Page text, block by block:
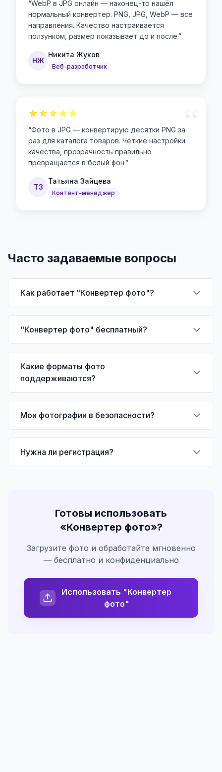
“WebP в JPG онлайн — наконец-то нашёл
нормальный конвертер. PNG, JPG, WebP — все
направления. Качество настраивается
ползунком, размер показывает до и после.”
НЖ
Никита Жуков
Веб-разработчик
“
“Фото в JPG — конвертирую десятки PNG за
раз для каталога товаров. Чёткие настройки
качества, прозрачность правильно
превращается в белый фон.”
ТЗ
Татьяна Зайцева
Контент-менеджер
Часто задаваемые вопросы
Как работает "Конвертер фото"?
"Конвертер фото" бесплатный?
Какие форматы фото
поддерживаются?
Мои фотографии в безопасности?
Нужна ли регистрация?
Готовы использовать
«Конвертер фото»?
Загрузите фото и обработайте мгновенно
— бесплатно и конфиденциально
Использовать "Конвертер
фото"